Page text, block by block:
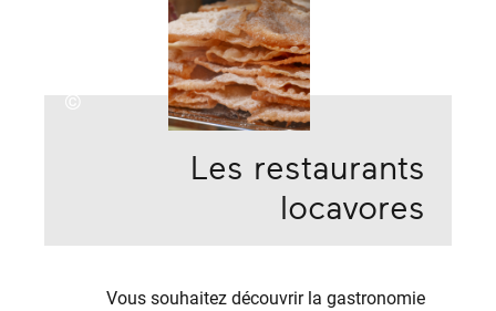
Les restaurants
locavores
Vous souhaitez découvrir la gastronomie